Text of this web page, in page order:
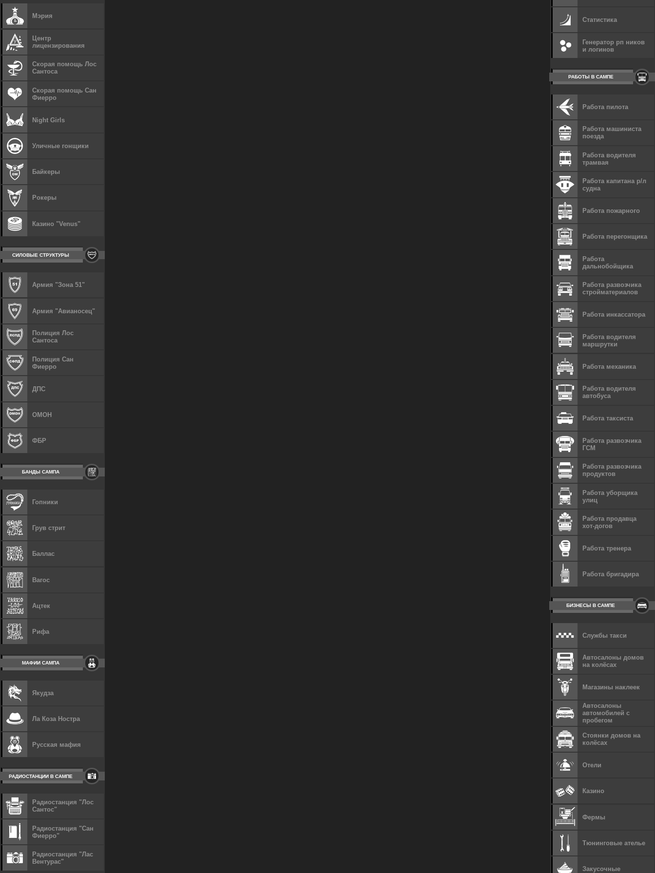
Мэрия
Центр
лицензирования
Скорая помощь Лос
Сантоса
Скорая помощь Сан
Фиерро
Night Girls
Уличные гонщики
Байкеры
Рокеры
Казино "Venus"
СИЛОВЫЕ СТРУКТУРЫ
Армия "Зона 51"
Армия "Авианосец"
Полиция Лос
Сантоса
Полиция Сан
Фиерро
ДПС
ОМОН
ФБР
БАНДЫ САМПА
Гопники
Грув стрит
Баллас
Вагос
Ацтек
Рифа
МАФИИ САМПА
Якудза
Ла Коза Ностра
Русская мафия
РАДИОСТАНЦИИ В САМПЕ
Радиостанция "Лос
Сантос"
Радиостанция "Сан
Фиерро"
Радиостанция "Лас
Вентурас"
Статистика
Генератор рп ников
и логинов
РАБОТЫ В САМПЕ
Работа пилота
Работа машиниста
поезда
Работа водителя
трамвая
Работа капитана р/л
судна
Работа пожарного
Работа перегонщика
Работа
дальнобойщика
Работа развозчика
стройматериалов
Работа инкассатора
Работа водителя
маршрутки
Работа механика
Работа водителя
автобуса
Работа таксиста
Работа развозчика
ГСМ
Работа развозчика
продуктов
Работа уборщика
улиц
Работа продавца
хот-догов
Работа тренера
Работа бригадира
БИЗНЕСЫ В САМПЕ
Службы такси
Автосалоны домов
на колёсах
Магазины наклеек
Автосалоны
автомобилей с
пробегом
Стоянки домов на
колёсах
Отели
Казино
Фермы
Тюнинговые ателье
Закусочные